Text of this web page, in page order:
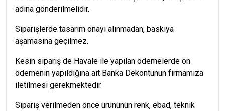
adına gönderilmelidir.
Siparişlerde tasarım onayı alınmadan, baskıya
aşamasına geçilmez.
Kesin sipariş de Havale ile yapılan ödemelerde ön
ödemenin yapıldığına ait Banka Dekontunun firmamıza
iletilmesi gerekmektedir.
Sipariş verilmeden önce ürününün renk, ebad, teknik